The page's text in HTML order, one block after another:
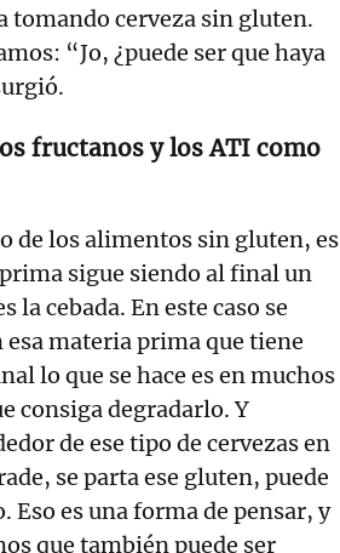
tomando cerveza sin gluten.
“Jo, ¿puede ser que haya
fructanos y los ATI como
de los alimentos sin gluten, es
sigue siendo al final un
la cebada. En este caso se
materia prima que tiene
lo que se hace es en muchos
consiga degradarlo. Y
de ese tipo de cervezas en
se parta ese gluten, puede
es una forma de pensar, y
que también puede ser